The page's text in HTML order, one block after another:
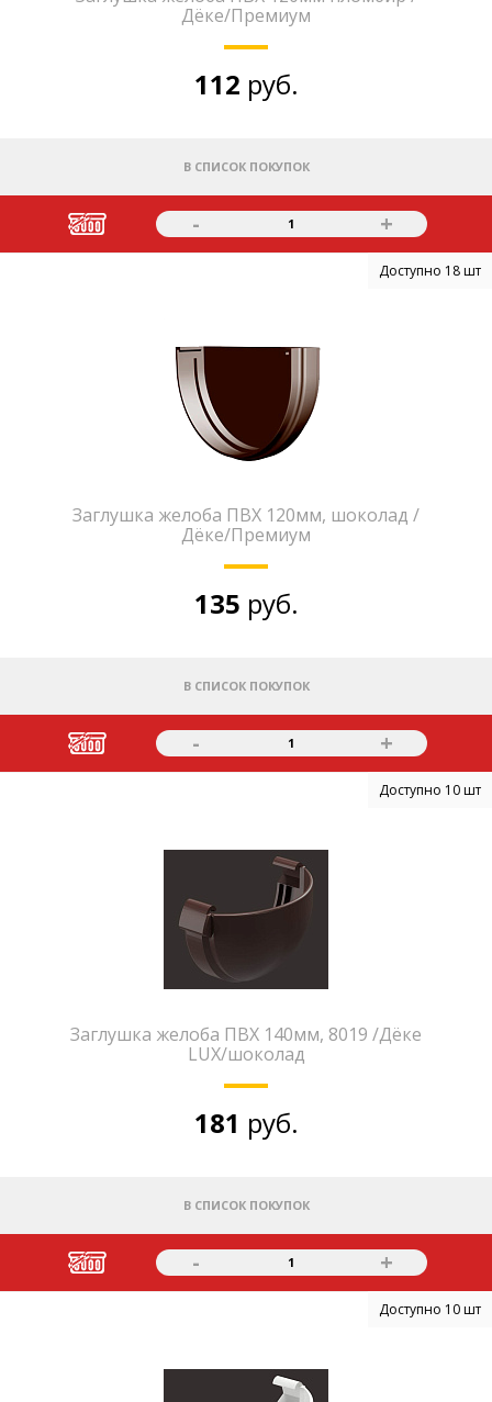
Дёке/Премиум
112 руб.
В СПИСОК ПОКУПОК
- 1 +
Доступно 18 шт
Заглушка желоба ПВХ 120мм, шоколад /
Дёке/Премиум
135 руб.
В СПИСОК ПОКУПОК
- 1 +
Доступно 10 шт
Заглушка желоба ПВХ 140мм, 8019 /Дёке
LUX/шоколад
181 руб.
В СПИСОК ПОКУПОК
- 1 +
Доступно 10 шт